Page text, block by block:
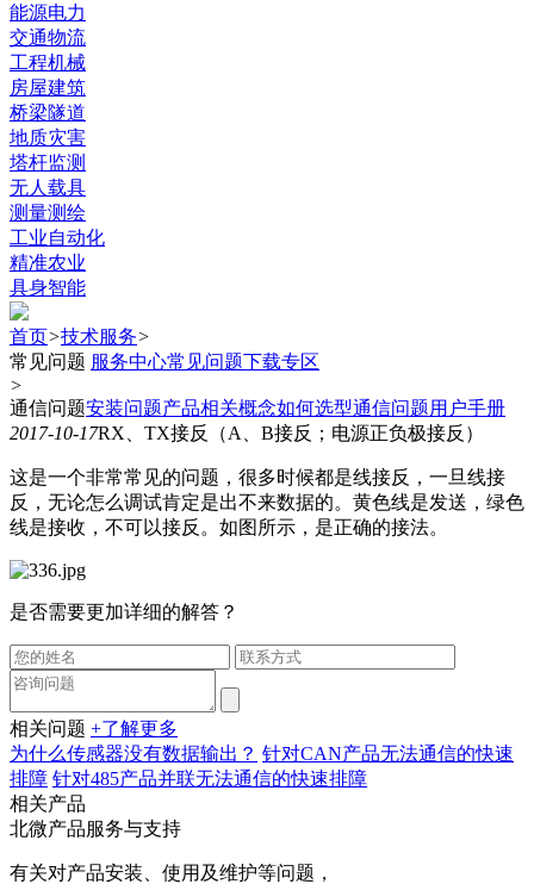
能源电力
交通物流
工程机械
房屋建筑
桥梁隧道
地质灾害
塔杆监测
无人载具
测量测绘
工业自动化
精准农业
具身智能
首页>技术服务>
常见问题 服务中心常见问题下载专区
>
通信问题安装问题产品相关概念如何选型通信问题用户手册
2017-10-17RX、TX接反（A、B接反；电源正负极接反）
这是一个非常常见的问题，很多时候都是线接反，一旦线接
反，无论怎么调试肯定是出不来数据的。黄色线是发送，绿色
线是接收，不可以接反。如图所示，是正确的接法。
是否需要更加详细的解答？
相关问题 +了解更多
为什么传感器没有数据输出？ 针对CAN产品无法通信的快速
排障 针对485产品并联无法通信的快速排障
相关产品
北微产品服务与支持
有关对产品安装、使用及维护等问题，